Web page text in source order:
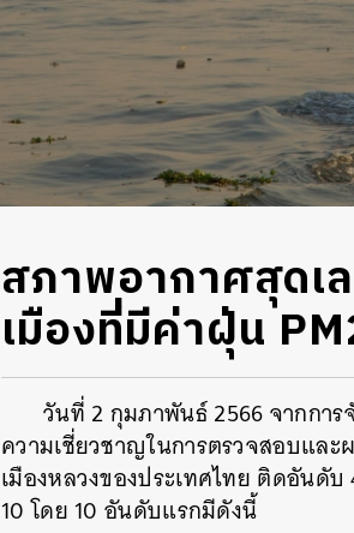
สภาพอากาศสุดเ
เมืองที่มีค่าฝุ่น
วันที่ 2 กุมภาพันธ์ 2566 จากกา
ความเชี่ยวชาญในการตรวจสอบแล
เมืองหลวงของประเทศไทย ติดอันดั
10 โดย 10 อันดับแรกมีดังนี้